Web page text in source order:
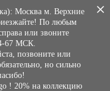
Москва м. Верхние
По любым
или звоните
67 МСК.
позвоните или
но сильно
! 20% на коллекцию